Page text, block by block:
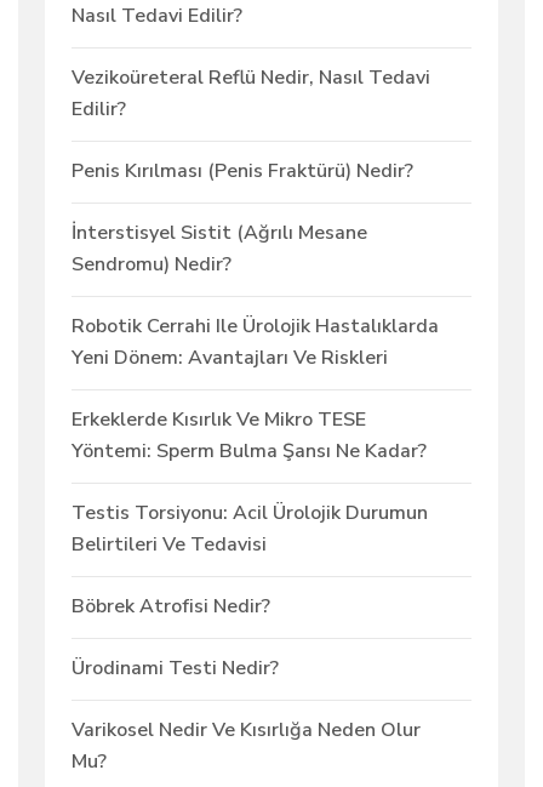
Nasıl Tedavi Edilir?
Vezikoüreteral Reflü Nedir, Nasıl Tedavi
Edilir?
Penis Kırılması (Penis Fraktürü) Nedir?
İnterstisyel Sistit (Ağrılı Mesane
Sendromu) Nedir?
Robotik Cerrahi Ile Ürolojik Hastalıklarda
Yeni Dönem: Avantajları Ve Riskleri
Erkeklerde Kısırlık Ve Mikro TESE
Yöntemi: Sperm Bulma Şansı Ne Kadar?
Testis Torsiyonu: Acil Ürolojik Durumun
Belirtileri Ve Tedavisi
Böbrek Atrofisi Nedir?
Ürodinami Testi Nedir?
Varikosel Nedir Ve Kısırlığa Neden Olur
Mu?